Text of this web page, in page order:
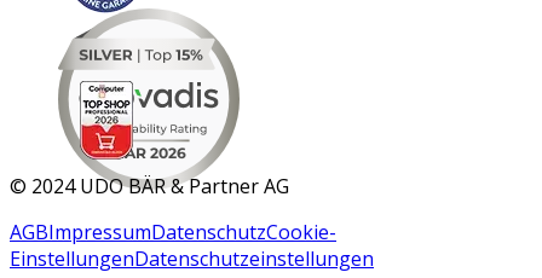
MAR 2026
© 2024 UDO BÄR & Partner AG
AGBImpressumDatenschutzCookie-
EinstellungenDatenschutzeinstellungen